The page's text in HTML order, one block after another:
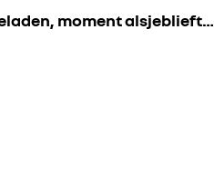
moment alsjeblieft…